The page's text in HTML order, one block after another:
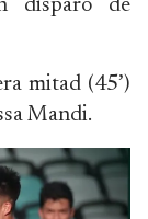
disparo de
mitad (45’)
Mandi.